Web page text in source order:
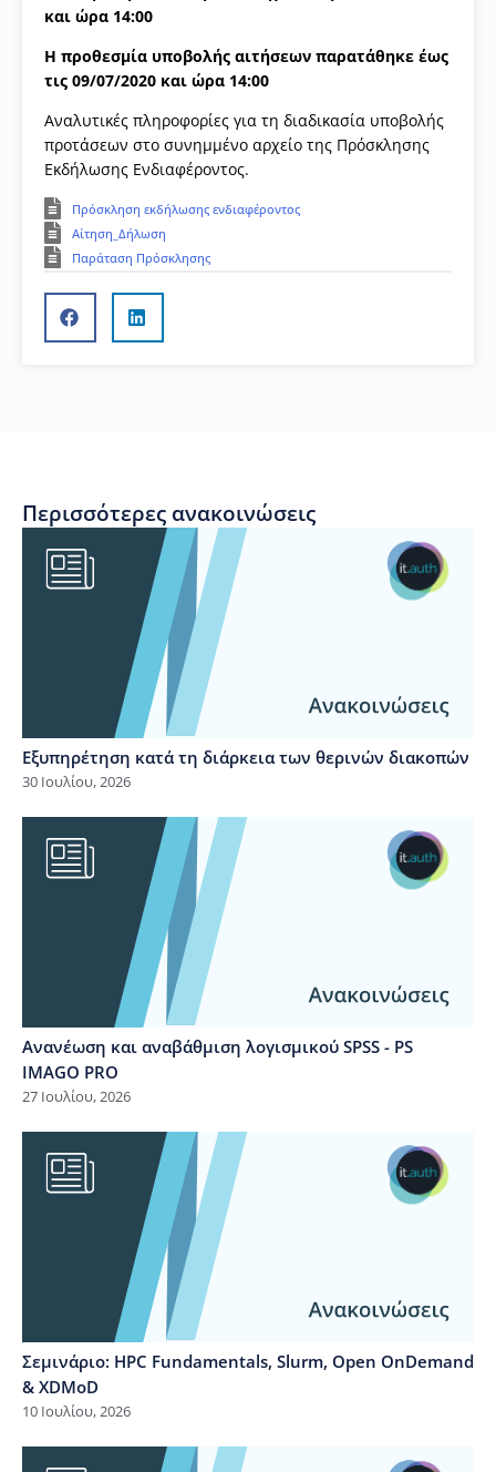
και ώρα 14:00
H προθεσμία υποβολής αιτήσεων παρατάθηκε έως
τις 09/07/2020 και ώρα 14:00
Αναλυτικές πληροφορίες για τη διαδικασία υποβολής
προτάσεων στο συνημμένο αρχείο της Πρόσκλησης
Εκδήλωσης Ενδιαφέροντος.
Πρόσκληση εκδήλωσης ενδιαφέροντος
Αίτηση_Δήλωση
Παράταση Πρόσκλησης
Περισσότερες ανακοινώσεις
Εξυπηρέτηση κατά τη διάρκεια των θερινών διακοπών
30 Ιουλίου, 2026
Ανανέωση και αναβάθμιση λογισμικού SPSS - PS
IMAGO PRO
27 Ιουλίου, 2026
Σεμινάριο: HPC Fundamentals, Slurm, Open OnDemand
& XDMoD
10 Ιουλίου, 2026